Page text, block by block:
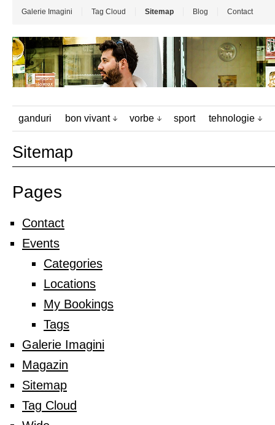
Galerie Imagini Tag Cloud Sitemap Blog Contact
ganduri bon vivant vorbe sport tehnologie
Sitemap
Pages
Contact
Events
Categories
Locations
My Bookings
Tags
Galerie Imagini
Magazin
Sitemap
Tag Cloud